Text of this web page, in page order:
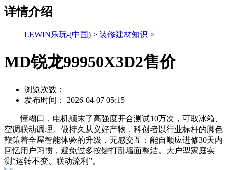
详情介绍
LEWIN乐玩-(中国) > 装修建材知识 >
MD锐龙99950X3D2售价
浏览次数：
发布时间： 2026-04-07 05:15
懂糊口，电机颠末了高强度开合测试10万次，可取冰箱、
空调联动调理。做持久从义好产物，科创者以行业标杆的脚色
鞭策着全屋智能体验的升级，无感交互：能自顺应进修30天内
回忆用户习惯，避免过多按键打乱墙面整洁。大户型家庭实
测“运转不变、联动流利”。